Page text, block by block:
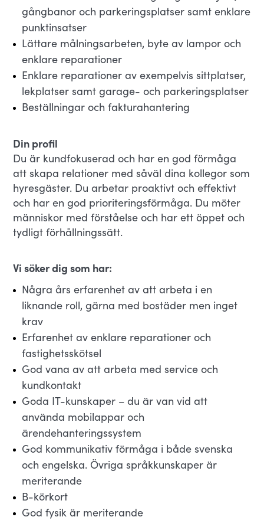
gångbanor och parkeringsplatser samt enklare
punktinsatser
Lättare målningsarbeten, byte av lampor och
enklare reparationer
Enklare reparationer av exempelvis sittplatser,
lekplatser samt garage- och parkeringsplatser
Beställningar och fakturahantering
Din profil
Du är kundfokuserad och har en god förmåga
att skapa relationer med såväl dina kollegor som
hyresgäster. Du arbetar proaktivt och effektivt
och har en god prioriteringsförmåga. Du möter
människor med förståelse och har ett öppet och
tydligt förhållningssätt.
Vi söker dig som har:
Några års erfarenhet av att arbeta i en
liknande roll, gärna med bostäder men inget
krav
Erfarenhet av enklare reparationer och
fastighetsskötsel
God vana av att arbeta med service och
kundkontakt
Goda IT-kunskaper – du är van vid att
använda mobilappar och
ärendehanteringssystem
God kommunikativ förmåga i både svenska
och engelska. Övriga språkkunskaper är
meriterande
B-körkort
God fysik är meriterande